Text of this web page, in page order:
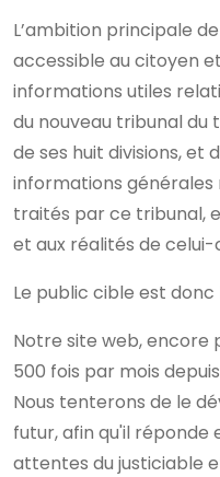
L’ambition principale
accessible au citoyen
informations utiles
du nouveau tribunal du
de ses huit divisions, et
informations
traités par ce tribunal,
et aux réalités de celui-
Le public cible est
Notre site web, encore
500 fois par mois
Nous tenterons de le
futur, afin qu'il réponde
attentes du justiciable